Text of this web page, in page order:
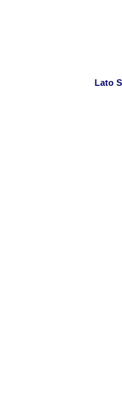
Lato